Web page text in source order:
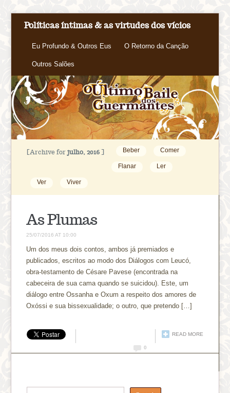
Políticas íntimas & as virtudes dos vícios
Eu Profundo & Outros Eus O Retorno da Canção
Outros Salões
[Archive forjulho, 2016 ] Beber Comer
Flanar Ler
Ver Viver
As Plumas
25/07/2016 AT 10:00
Um dos meus dois contos, ambos já premiados e
publicados, escritos ao modo dos Diálogos com Leucó,
obra-testamento de Césare Pavese (encontrada na
cabeceira de sua cama quando se suicidou). Este, um
diálogo entre Ossanha e Oxum a respeito dos amores de
Oxóssi e sua bissexualidade; o outro, que pretendo […]
READ MORE
0